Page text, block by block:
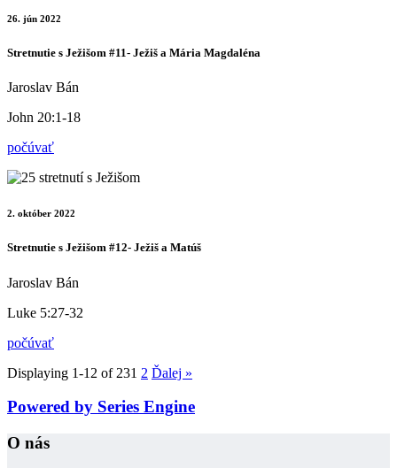
26. jún 2022
Stretnutie s Ježišom #11- Ježiš a Mária Magdaléna
Jaroslav Bán
John 20:1-18
počúvať
2. október 2022
Stretnutie s Ježišom #12- Ježiš a Matúš
Jaroslav Bán
Luke 5:27-32
počúvať
Displaying 1-12 of 231 2 Ďalej »
Powered by Series Engine
O nás